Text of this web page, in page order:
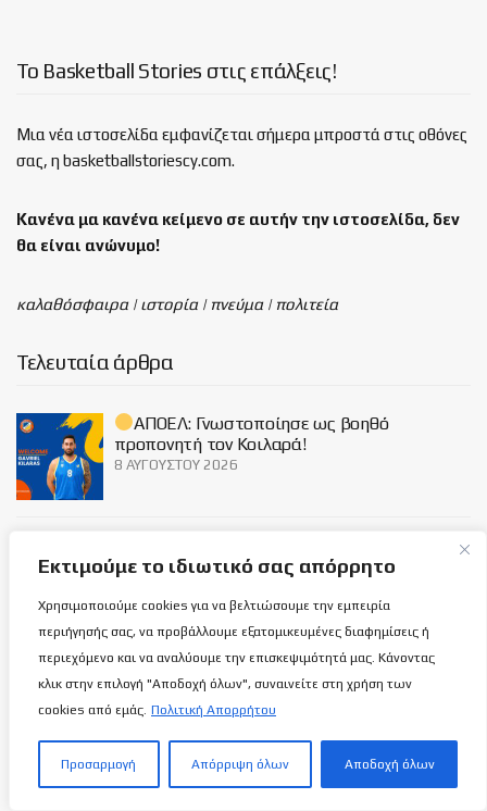
Εκτιμούμε το ιδιωτικό σας απόρρητο
Χρησιμοποιούμε cookies για να βελτιώσουμε την εμπειρία
περιήγησής σας, να προβάλλουμε εξατομικευμένες διαφημίσεις ή
περιεχόμενο και να αναλύουμε την επισκεψιμότητά μας. Κάνοντας
κλικ στην επιλογή "Αποδοχή όλων", συναινείτε στη χρήση των
cookies από εμάς. Πολιτική Απορρήτου
Προσαρμογή Απόρριψη όλων Αποδοχή όλων
Το Basketball Stories στις επάλξεις!
Μια νέα ιστοσελίδα εμφανίζεται σήμερα μπροστά στις οθόνες
σας, η basketballstoriescy.com.
Κανένα μα κανένα κείμενο σε αυτήν την ιστοσελίδα, δεν
θα είναι ανώνυμο!
καλαθόσφαιρα | ιστορία | πνεύμα | πολιτεία
Τελευταία άρθρα
ΑΠΟΕΛ: Γνωστοποίησε ως βοηθό
προπονητή τον Κοιλαρά!
8 ΑΥΓΟΎΣΤΟΥ 2026
Σύμβολο…
Εθνική Γυναικών Κ16: Πανέτοιμη για
ανταπεξέλθει στη δική της πρόκληση!
8 ΑΥΓΟΎΣΤΟΥ 2026
Social